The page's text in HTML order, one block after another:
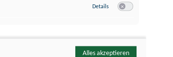
Details zu YouTube
Alles akzeptieren